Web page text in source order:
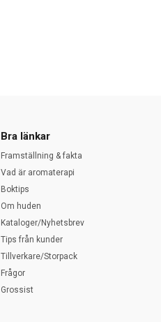
Bra länkar
Framställning & fakta
Vad är aromaterapi
Boktips
Om huden
Kataloger/Nyhetsbrev
Tips från kunder
Tillverkare/Storpack
Frågor
Grossist